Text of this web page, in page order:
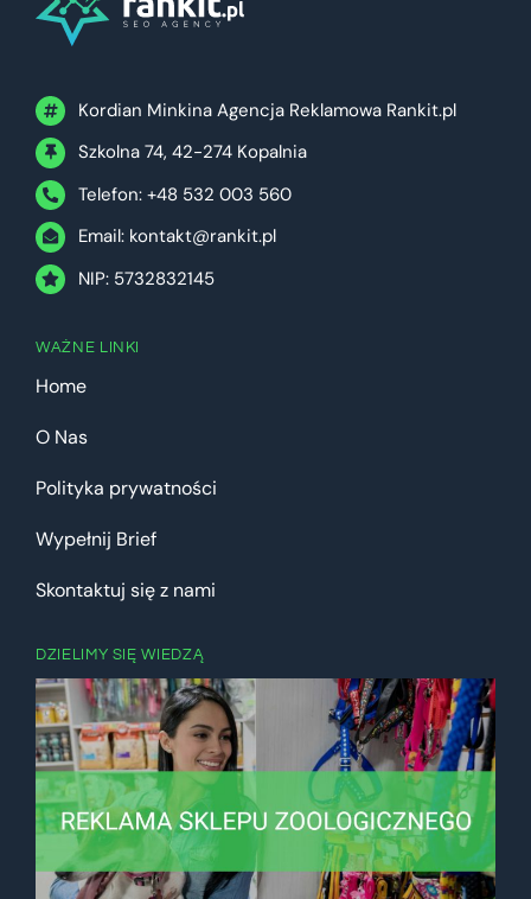
Kordian Minkina Agencja Reklamowa Rankit.pl
Szkolna 74, 42-274 Kopalnia
Telefon: +48 532 003 560
Email: kontakt@rankit.pl
NIP: 5732832145
WAŻNE LINKI
Home
O Nas
Polityka prywatności
Wypełnij Brief
Skontaktuj się z nami
DZIELIMY SIĘ WIEDZĄ